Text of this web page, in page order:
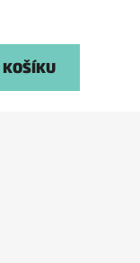
KOŠÍKU